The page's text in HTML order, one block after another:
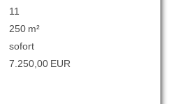
11
250 m²
sofort
7.250,00 EUR